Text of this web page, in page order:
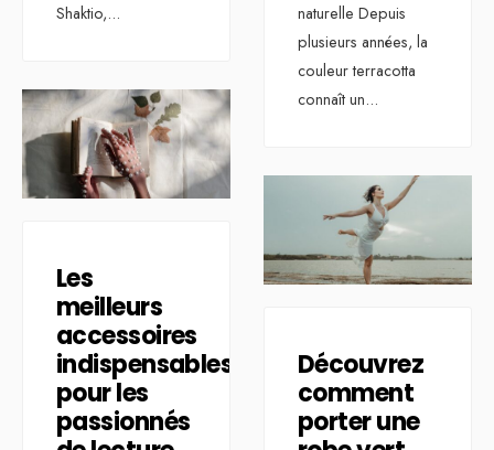
Shaktio,...
naturelle Depuis
plusieurs années, la
couleur terracotta
connaît un...
Les
meilleurs
accessoires
indispensables
pour les
passionnés
Découvrez
comment
porter une